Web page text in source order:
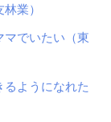
業）
でいたい（東
ようになれた